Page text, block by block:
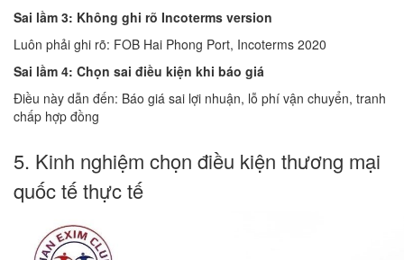
Sai lầm 3: Không ghi rõ Incoterms version
Luôn phải ghi rõ: FOB Hai Phong Port, Incoterms 2020
Sai lầm 4: Chọn sai điều kiện khi báo giá
Điều này dẫn đến: Báo giá sai lợi nhuận, lỗ phí vận chuyển, tranh
chấp hợp đồng
5. Kinh nghiệm chọn điều kiện thương mại
quốc tế thực tế